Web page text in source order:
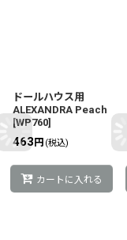
ドールハウス用
ALEXANDRA Peach
[WP760]
463 円 (税込)
カートに入れる